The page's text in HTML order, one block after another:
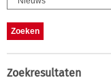
Zoekresultaten